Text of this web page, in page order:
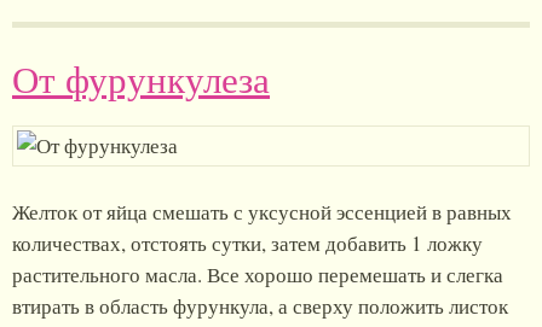
От фурункулеза
Желток от яйца смешать с уксусной эссенцией в равных
количествах, отстоять сутки, затем добавить 1 ложку
растительного масла. Все хорошо перемешать и слегка
втирать в область фурункула, а сверху положить листок